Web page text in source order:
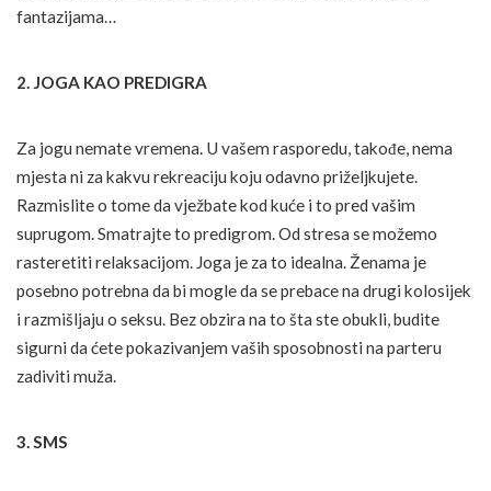
fantazijama…
2. JOGA KAO PREDIGRA
Za jogu nemate vremena. U vašem rasporedu, takođe, nema
mjesta ni za kakvu rekreaciju koju odavno priželjkujete.
Razmislite o tome da vježbate kod kuće i to pred vašim
suprugom. Smatrajte to predigrom. Od stresa se možemo
rasteretiti relaksacijom. Joga je za to idealna. Ženama je
posebno potrebna da bi mogle da se prebace na drugi kolosijek
i razmišljaju o seksu. Bez obzira na to šta ste obukli, budite
sigurni da ćete pokazivanjem vaših sposobnosti na parteru
zadiviti muža.
3. SMS